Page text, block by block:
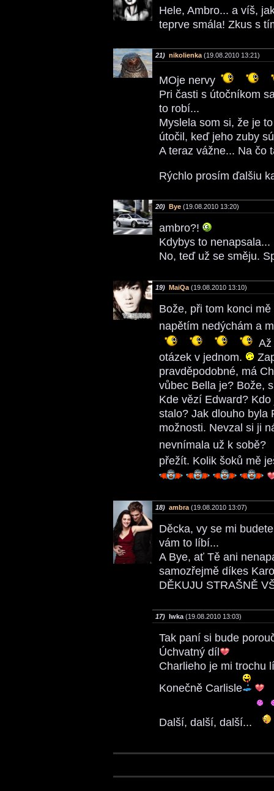
Hele, Ambro... a víš,
teprve smála! Zkus s
21) nikolienka (19.08.2010 13:21)
MOje nervy
Pri časti s útočníkom
to robí...
Myslela som si, že je
útočil, keď jeho zuby
A teraz vážne... Na čo
Rýchlo prosím ďalšiu
20) Bye (19.08.2010 13:20)
ambro?!
Kdybys to nenapsala...
No, teď už se směju.
19) MaiQa (19.08.2010 13:10)
Bože, při tom konci
napětím nedýchám a
Až
otázek v jednom.
pravděpodobné, má
vůbec Bella je? Bože,
Kde vězí Edward?
stalo? Jak dlouho byla
možnosti. Nevzal si ji
nevnímala už k sobě?
přežít. Kolik šoků mě
18) ambra (19.08.2010 13:07)
Děcka, vy se mi
vám to líbí...
A Bye, ať Tě ani
samozřejmě díkes
DĚKUJU STRAŠNĚ
17) Iwka (19.08.2010 13:03)
Tak paní si bude
Úchvatný díl
Charlieho je mi trochu
Konečně Carlisle
Další, další, další...